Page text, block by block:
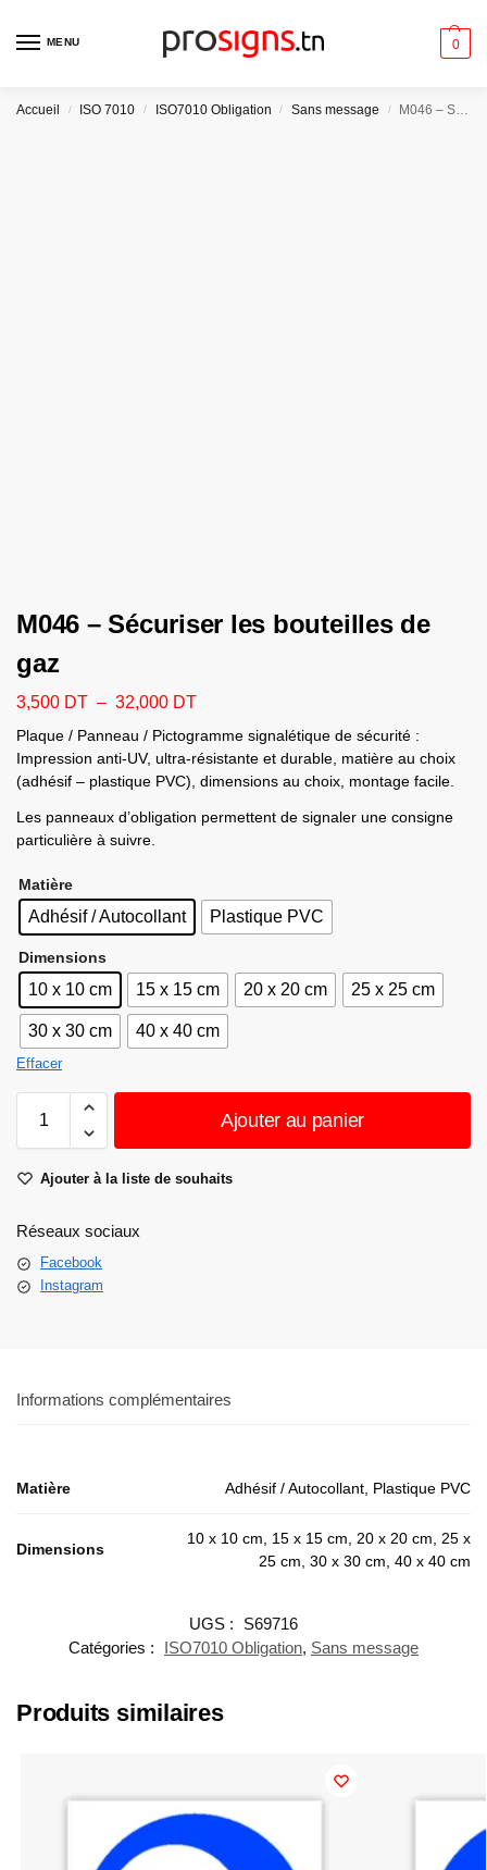
MENU 0
Accueil / ISO 7010 / ISO7010 Obligation / Sans message / M046 – Sécuriser les bouteilles de gaz
M046 – Sécuriser les bouteilles de
gaz
3,500 DT – 32,000 DT
Plaque / Panneau / Pictogramme signalétique de sécurité :
Impression anti-UV, ultra-résistante et durable, matière au choix
(adhésif – plastique PVC), dimensions au choix, montage facile.
Les panneaux d’obligation permettent de signaler une consigne
particulière à suivre.
Matière
Adhésif / Autocollant Plastique PVC
Dimensions
10 x 10 cm 15 x 15 cm 20 x 20 cm 25 x 25 cm
30 x 30 cm 40 x 40 cm
Effacer
Ajouter au panier
Ajouter à la liste de souhaits
Réseaux sociaux
Facebook
Instagram
Informations complémentaires
Matière Adhésif / Autocollant, Plastique PVC
Dimensions
10 x 10 cm, 15 x 15 cm, 20 x 20 cm, 25 x
25 cm, 30 x 30 cm, 40 x 40 cm
UGS :
S69716
Catégories :
ISO7010 Obligation, Sans message
Produits similaires